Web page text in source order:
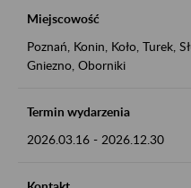
Miejscowość
Poznań, Konin, Koło, Turek,
Gniezno, Oborniki
Termin wydarzenia
2026.03.16 - 2026.12.30